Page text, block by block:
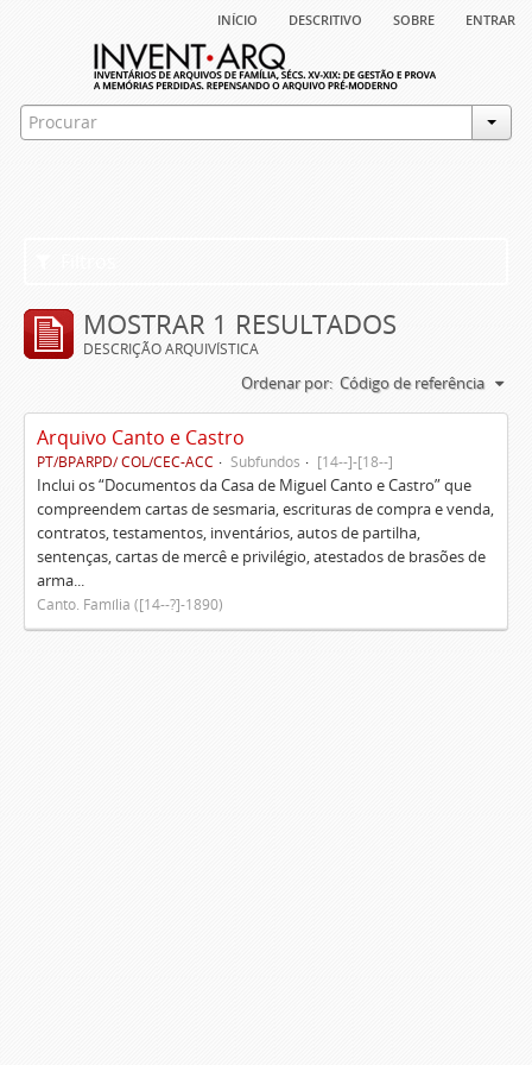
início descritivo sobre entrar
MOSTRAR 1 RESULTADOS
DESCRIÇÃO ARQUIVÍSTICA
Ordenar por: Código de referência
Arquivo Canto e Castro
PT/BPARPD/ COL/CEC-ACC Subfundos [14--]-[18--]
Inclui os “Documentos da Casa de Miguel Canto e Castro” que
compreendem cartas de sesmaria, escrituras de compra e venda,
contratos, testamentos, inventários, autos de partilha,
sentenças, cartas de mercê e privilégio, atestados de brasões de
arma...
Canto. Família ([14--?]-1890)